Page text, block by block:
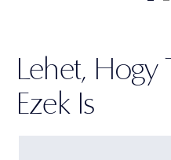
Lehet, Hogy
Ezek Is